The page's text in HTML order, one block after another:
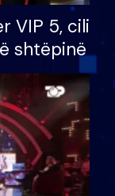
VIP 5, cili
shtëpinë